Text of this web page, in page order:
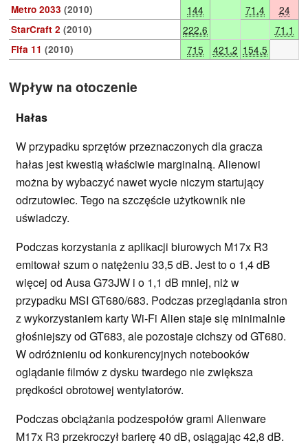
Metro 2033 (2010) 144 71.4 24
StarCraft 2 (2010) 222.6 71.1
Fifa 11 (2010) 715 421.2 154.5
Wpływ na otoczenie
Hałas
W przypadku sprzętów przeznaczonych dla gracza
hałas jest kwestią właściwie marginalną. Alienowi
można by wybaczyć nawet wycie niczym startujący
odrzutowiec. Tego na szczęście użytkownik nie
uświadczy.
Podczas korzystania z aplikacji biurowych M17x R3
emitował szum o natężeniu 33,5 dB. Jest to o 1,4 dB
więcej od Ausa G73JW i o 1,1 dB mniej, niż w
przypadku MSI GT680/683. Podczas przeglądania stron
z wykorzystaniem karty Wi-Fi Alien staje się minimalnie
głośniejszy od GT683, ale pozostaje cichszy od GT680.
W odróżnieniu od konkurencyjnych notebooków
oglądanie filmów z dysku twardego nie zwiększa
prędkości obrotowej wentylatorów.
Podczas obciążania podzespołów grami Alienware
M17x R3 przekroczył barierę 40 dB, osiągając 42,8 dB.